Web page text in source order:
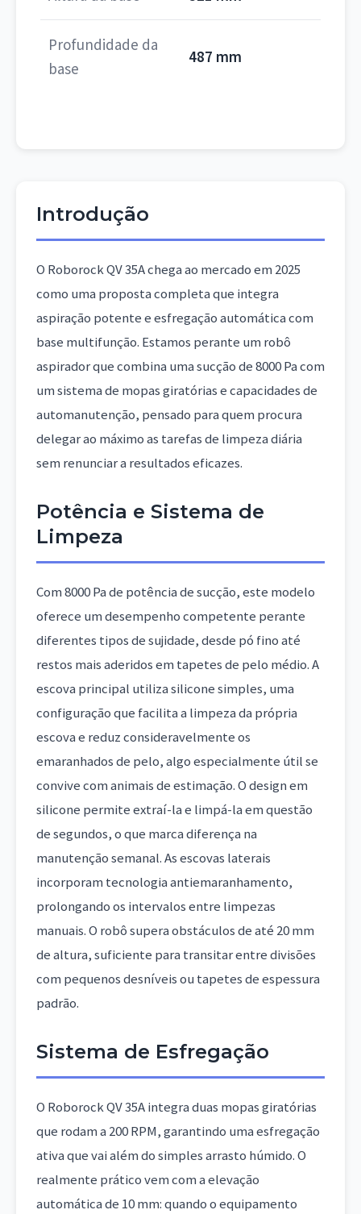
Profundidade da
base
487 mm
Introdução
O Roborock QV 35A chega ao mercado em 2025
como uma proposta completa que integra
aspiração potente e esfregação automática com
base multifunção. Estamos perante um robô
aspirador que combina uma sucção de 8000 Pa com
um sistema de mopas giratórias e capacidades de
automanutenção, pensado para quem procura
delegar ao máximo as tarefas de limpeza diária
sem renunciar a resultados eficazes.
Potência e Sistema de
Limpeza
Com 8000 Pa de potência de sucção, este modelo
oferece um desempenho competente perante
diferentes tipos de sujidade, desde pó fino até
restos mais aderidos em tapetes de pelo médio. A
escova principal utiliza silicone simples, uma
configuração que facilita a limpeza da própria
escova e reduz consideravelmente os
emaranhados de pelo, algo especialmente útil se
convive com animais de estimação. O design em
silicone permite extraí-la e limpá-la em questão
de segundos, o que marca diferença na
manutenção semanal. As escovas laterais
incorporam tecnologia antiemaranhamento,
prolongando os intervalos entre limpezas
manuais. O robô supera obstáculos de até 20 mm
de altura, suficiente para transitar entre divisões
com pequenos desníveis ou tapetes de espessura
padrão.
Sistema de Esfregação
O Roborock QV 35A integra duas mopas giratórias
que rodam a 200 RPM, garantindo uma esfregação
ativa que vai além do simples arrasto húmido. O
realmente prático vem com a elevação
automática de 10 mm: quando o equipamento